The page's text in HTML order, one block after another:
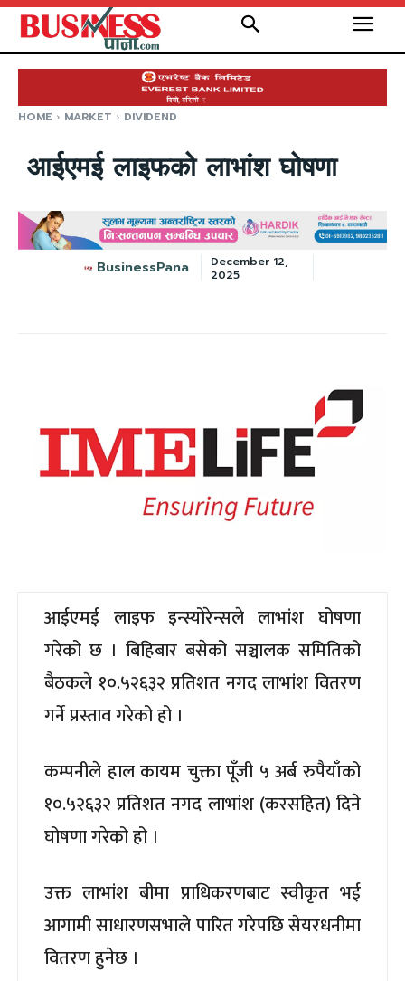
HOME MARKET DIVIDEND
आईएमई लाइफको लाभांश घोषणा
BusinessPana
December 12,
2025
आईएमई लाइफ इन्स्योरेन्सले लाभांश घोषणा
गरेको छ । बिहिबार बसेको सञ्चालक समितिको
बैठकले १०.५२६३२ प्रतिशत नगद लाभांश वितरण
गर्ने प्रस्ताव गरेको हो ।
कम्पनीले हाल कायम चुक्ता पूँजी ५ अर्ब रुपैयाँको
१०.५२६३२ प्रतिशत नगद लाभांश (करसहित) दिने
घोषणा गरेको हो ।
उक्त लाभांश बीमा प्राधिकरणबाट स्वीकृत भई
आगामी साधारणसभाले पारित गरेपछि सेयरधनीमा
वितरण हुनेछ ।